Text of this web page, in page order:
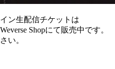
ン生配信チケットは
Shopにて販売中です。
い。